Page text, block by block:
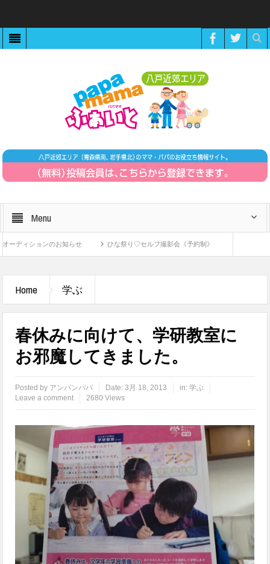
Menu
ションのお知らせ ひな祭り♡セルフ撮影会《予約制》
Home 学ぶ
春休みに向けて、学研教室に
お邪魔してきました。
Posted by アンパンパパ Date:3月 18, 2013 in:学ぶ
Leave a comment
2680 Views